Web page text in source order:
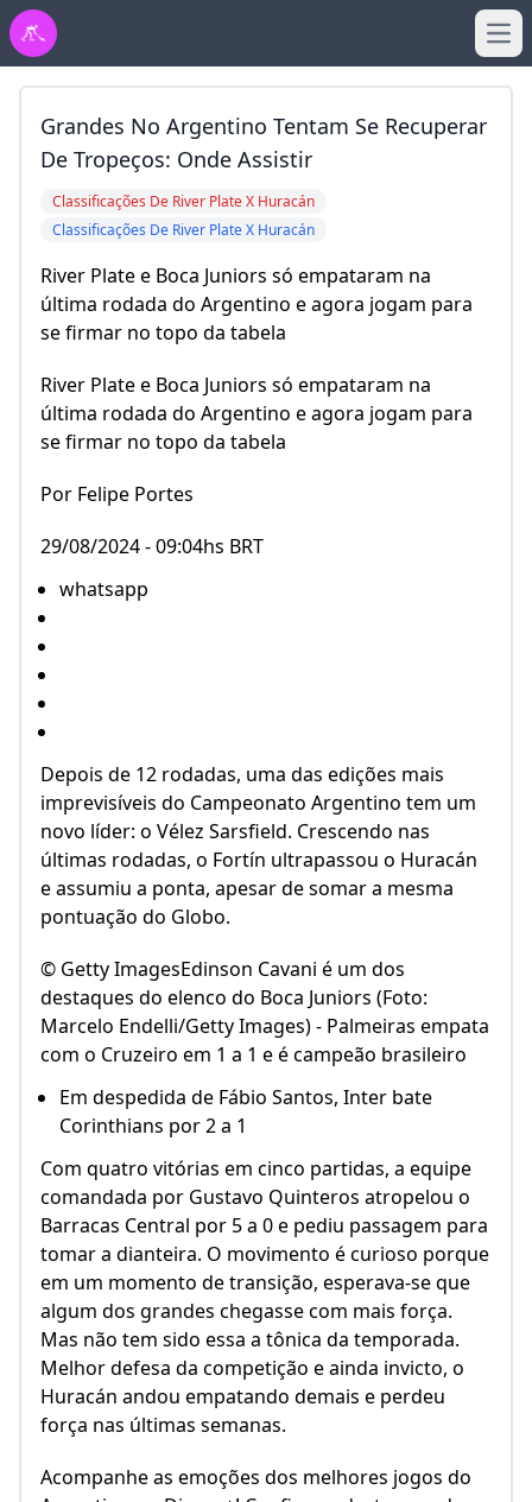
Grandes No Argentino Tentam Se Recuperar
De Tropeços: Onde Assistir
Classificações De River Plate X Huracán
Classificações De River Plate X Huracán
River Plate e Boca Juniors só empataram na
última rodada do Argentino e agora jogam para
se firmar no topo da tabela
River Plate e Boca Juniors só empataram na
última rodada do Argentino e agora jogam para
se firmar no topo da tabela
Por Felipe Portes
29/08/2024 - 09:04hs BRT
whatsapp
Depois de 12 rodadas, uma das edições mais
imprevisíveis do Campeonato Argentino tem um
novo líder: o Vélez Sarsfield. Crescendo nas
últimas rodadas, o Fortín ultrapassou o Huracán
e assumiu a ponta, apesar de somar a mesma
pontuação do Globo.
© Getty ImagesEdinson Cavani é um dos
destaques do elenco do Boca Juniors (Foto:
Marcelo Endelli/Getty Images) - Palmeiras empata
com o Cruzeiro em 1 a 1 e é campeão brasileiro
Em despedida de Fábio Santos, Inter bate
Corinthians por 2 a 1
Com quatro vitórias em cinco partidas, a equipe
comandada por Gustavo Quinteros atropelou o
Barracas Central por 5 a 0 e pediu passagem para
tomar a dianteira. O movimento é curioso porque
em um momento de transição, esperava-se que
algum dos grandes chegasse com mais força.
Mas não tem sido essa a tônica da temporada.
Melhor defesa da competição e ainda invicto, o
Huracán andou empatando demais e perdeu
força nas últimas semanas.
Acompanhe as emoções dos melhores jogos do